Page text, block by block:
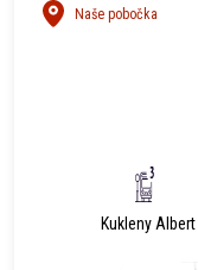
Naše pobočka
Kukleny Albert